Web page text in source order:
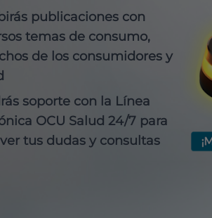
publicaciones con
temas de consumo,
de los consumidores y
soporte con la Línea
OCU Salud 24/7 para
tus dudas y consultas